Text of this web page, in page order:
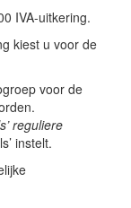
IVA-uitkering.
kiest u voor de
voor de
reguliere
instelt.